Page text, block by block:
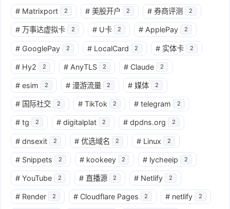
# Matrixport 2 # 美股开户 2 # 券商评测 2
# 万事达虚拟卡 2 # U卡 2 # ApplePay 2
# GooglePay 2 # LocalCard 2 # 实体卡 2
# Hy2 2 # AnyTLS 2 # Claude 2
# esim 2 # 漫游流量 2 # 媒体 2
# 国际社交 2 # TikTok 2 # telegram 2
# tg 2 # digitalplat 2 # dpdns.org 2
# dnsexit 2 # 优选域名 2 # Linux 2
# Snippets 2 # kookeey 2 # lycheeip 2
# YouTube 2 # 直播源 2 # Netlify 2
# Render 2 # Cloudflare Pages 2 # netlify 2